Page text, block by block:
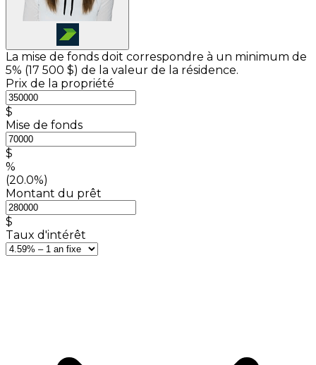
La mise de fonds doit correspondre à un minimum de
5% (17 500 $) de la valeur de la résidence.
Prix de la propriété
$
Mise de fonds
$
%
(20.0%)
Montant du prêt
$
Taux d'intérêt